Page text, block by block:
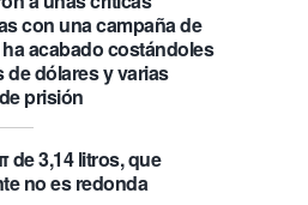
con una campaña de
acabado costándoles
de dólares y varias
prisión
de 3,14 litros, que
no es redonda